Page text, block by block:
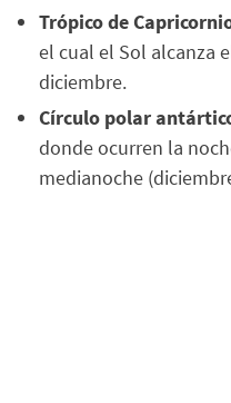
Trópico de
el cual el Sol alcanza
diciembre.
Círculo polar
donde ocurren la
medianoche